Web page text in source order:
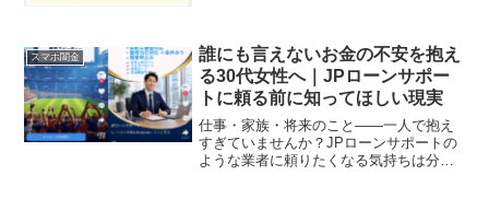
スマホ闇金
誰にも言えないお金の不安を抱え
る30代女性へ｜JPローンサポー
トに頼る前に知ってほしい現実
仕事・家族・将来のこと――一人で抱え
すぎていませんか？JPローンサポートの
ような業者に頼りたくなる気持ちは分か